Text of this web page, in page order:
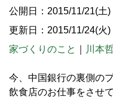
公開日：2015/11/21(土)
更新日：2015/11/24(火)
家づくりのこと
川本
今、中国銀行の裏側の
飲食店のお仕事をさせ